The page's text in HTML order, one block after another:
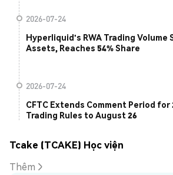
2026-07-24
Hyperliquid's RWA Trading Volume
Assets, Reaches 54% Share
2026-07-24
CFTC Extends Comment Period for
Trading Rules to August 26
Tcake (TCAKE) Học viện
Thêm